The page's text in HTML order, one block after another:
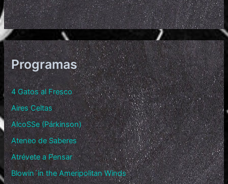
Programas
4 Gatos al Fresco
Aires Celtas
AlcoSSe (Párkinson)
Ateneo de Saberes
Atrévete a Pensar
Blowin´in the Ameripolitan Winds